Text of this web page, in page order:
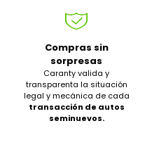
Compras sin
sorpresas
Caranty valida y
transparenta la situación
legal y mecánica de cada
transacción de autos
seminuevos.